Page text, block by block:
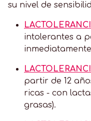
su nivel de
intolerantes a
partir de 12
ricas - con
grasas).